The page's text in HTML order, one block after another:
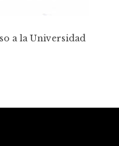
a la Universidad